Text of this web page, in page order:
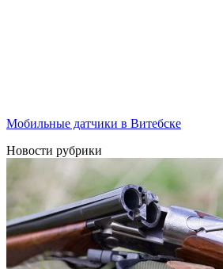
Мобильные датчики в Витебске
Новости рубрики